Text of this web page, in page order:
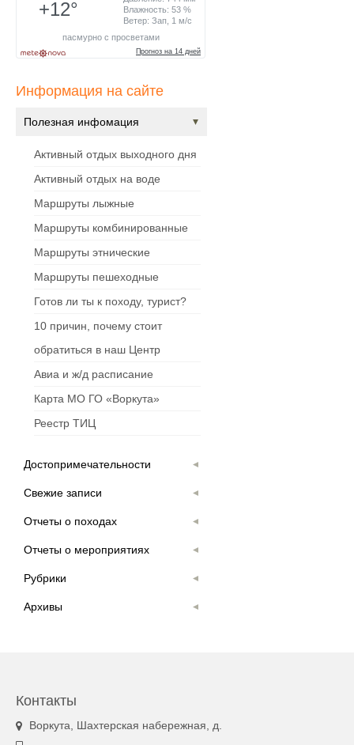
Информация на сайте
Полезная инфомация
Активный отдых выходного дня
Активный отдых на воде
Маршруты лыжные
Маршруты комбинированные
Маршруты этнические
Маршруты пешеходные
Готов ли ты к походу, турист?
10 причин, почему стоит
обратиться в наш Центр
Авиа и ж/д расписание
Карта МО ГО «Воркута»
Реестр ТИЦ
Достопримечательности
Свежие записи
Отчеты о походах
Отчеты о мероприятиях
Рубрики
Архивы
Контакты
Воркута, Шахтерская набережная, д.